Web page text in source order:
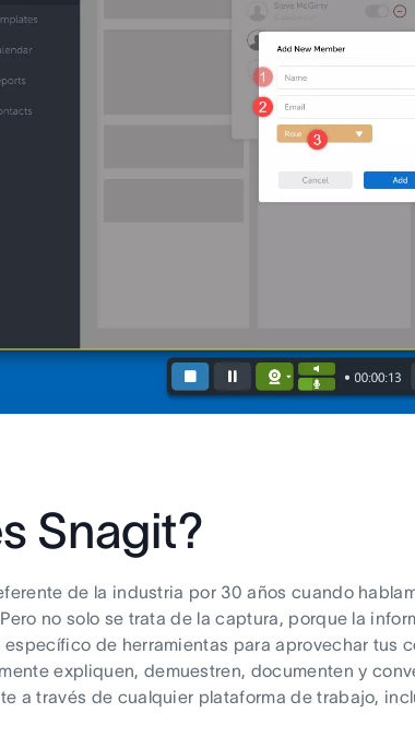
Snagit?
de la industria por 30 años cuando
no solo se trata de la captura, porque la
de herramientas para aprovechar tus
expliquen, demuestren, documenten y
a través de cualquier plataforma de trabajo,